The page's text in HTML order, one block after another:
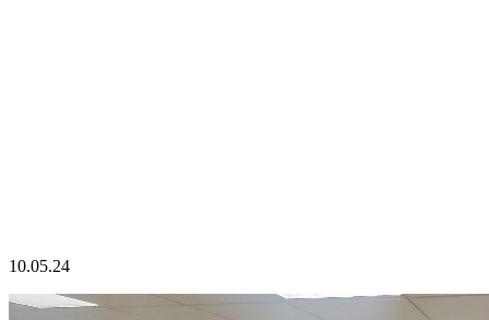
10.05.24